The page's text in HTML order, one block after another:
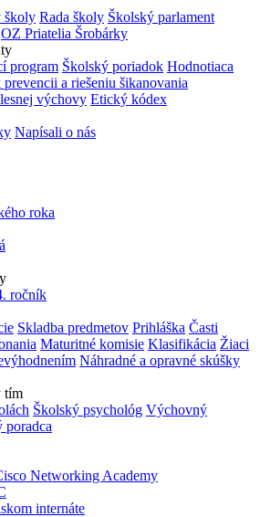
školy Rada školy Školský parlament
OZ Priatelia Šrobárky
program Školský poriadok Hodnotiaca
prevencii a riešeniu šikanovania
výchovy Etický kódex
Napísali o nás
roka
ročník
Skladba predmetov Prihláška Časti
Maturitné komisie Klasifikácia Žiaci
Náhradné a opravné skúšky
tím
Školský psychológ Výchovný
poradca
Networking Academy
internáte